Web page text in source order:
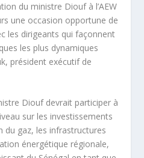
du ministre Diouf à l’AEW
une occasion opportune de
les dirigeants qui façonnent
les plus dynamiques
président exécutif de
Diouf devrait participer à
sur les investissements
gaz, les infrastructures
énergétique régionale,